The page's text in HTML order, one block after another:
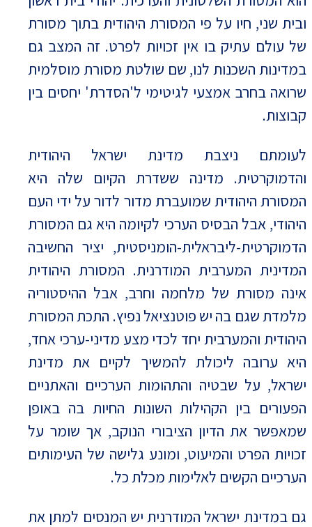
ובית שני, חיו על פי המסורת היהודית בתוך מסורת
של עולם עתיק בו אין זכויות לפרט. זה המצב גם
במדינות השכנות לנו, שם שולטת מסורת מוסלמית
שרואה בחרב אמצעי לגיטימי ל'הסדרת' יחסים בין
קבוצות.
לעומתם ניצבת מדינת ישראל היהודית
והדמוקרטית. מדינה ששדרת הקיום שלה היא
המסורת היהודית שמועברת מדור לדור על ידי העם
היהודי, אבל הבסיס הערכי לקיומה היא גם המסורת
הדמוקרטית-ליבראלית-הומניסטית, יציר החשיבה
המדינית המערבית המודרנית. המסורת היהודית
אינה מסורת של מלחמה וחרב, אבל ההיסטוריה
מלמדת שגם בה יש פוטנציאל נפיץ. התכת המסורת
היהודית והמערבית יחד לכדי מצע מדיני-ערכי אחד,
היא ערובה ליכולת להמשיך לקיים את מדינת
ישראל, על שבטיה והתהומות הערכיים והאתניים
הפעורים בין הקהילות השונות החיות בה באופן
שמאפשר את הדיון הציבורי הנוקב, אך שומר על
זכויות הפרט והמיעוט, ומונע גלישה של העימותים
הערכיים הקשים לאלימות מכלת כל.
גם במדינת ישראל המודרנית יש המנסים למתן את